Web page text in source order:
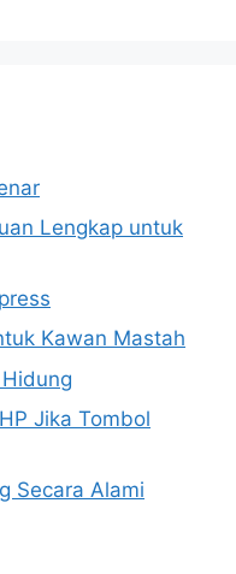
Lengkap untuk
Kawan Mastah
Jika Tombol
Secara Alami